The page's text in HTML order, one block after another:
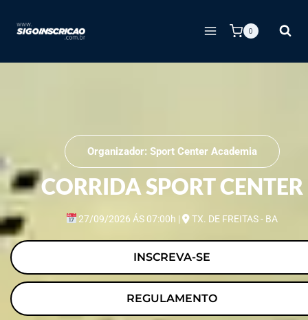
0
Organizador: Sport Center Academia
CORRIDA SPORT CENTER
27/09/2026 ÁS 07:00h | TX. DE FREITAS - BA
INSCREVA-SE
REGULAMENTO